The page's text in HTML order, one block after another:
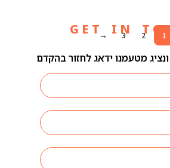
1
2
3
→
G E T I N T O
מטעמנו ידאג לחזור בהקדם